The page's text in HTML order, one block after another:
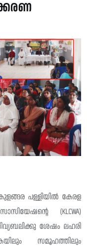
പള്ളിയിൽ കേരള
(KLCWA)
ശേഷം ലഹരി
സമൂഹത്തിലും